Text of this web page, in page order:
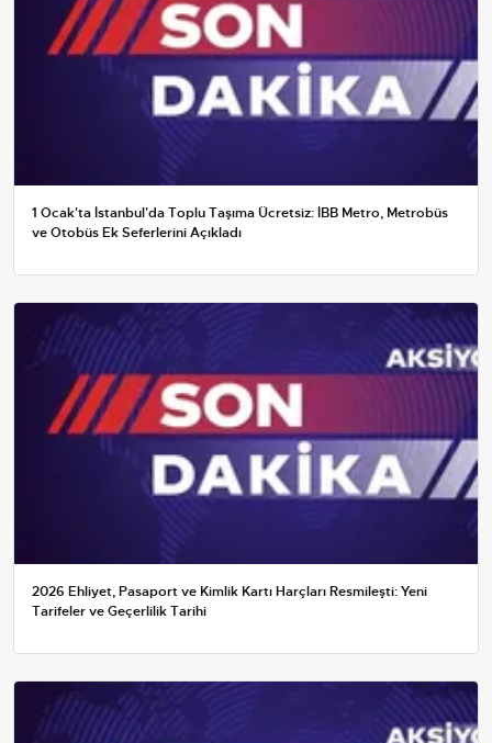
1 Ocak'ta İstanbul'da Toplu Taşıma Ücretsiz: İBB Metro, Metrobüs
ve Otobüs Ek Seferlerini Açıkladı
2026 Ehliyet, Pasaport ve Kimlik Kartı Harçları Resmileşti: Yeni
Tarifeler ve Geçerlilik Tarihi